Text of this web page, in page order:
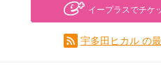
イープラスでチケ
宇多田ヒカル の